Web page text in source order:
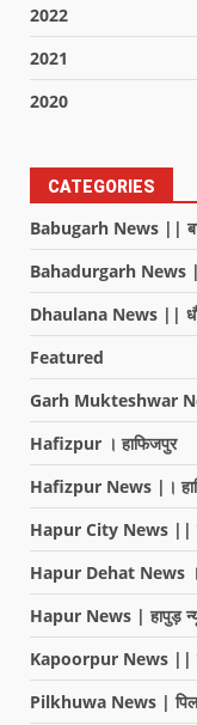
2022
2021
2020
CATEGORIES
Babugarh News ||
Bahadurgarh News |
Dhaulana News ||
Featured
Garh Mukteshwar
Hafizpur । हाफिजपुर
Hafizpur News |।
Hapur City News ||
Hapur Dehat News ।
Hapur News | हापुड़
Kapoorpur News ||
Pilkhuwa News |